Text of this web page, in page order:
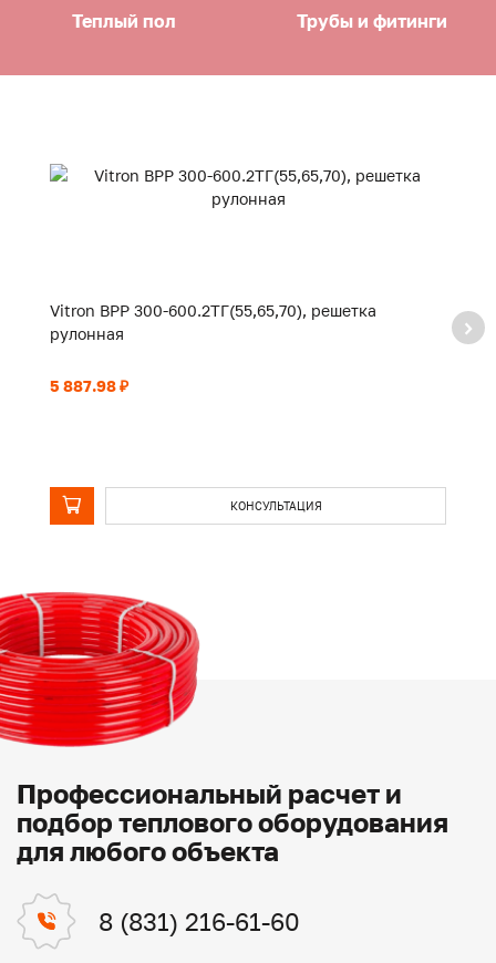
Теплый пол Трубы и фитинги
Vitron ВРР 300-600.2ТГ(55,65,70), решетка
рулонная
5 887.98 ₽
КОНСУЛЬТАЦИЯ
Профессиональный расчет и
подбор теплового оборудования
для любого объекта
8 (831) 216-61-60